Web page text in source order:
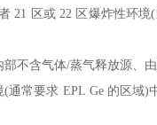
21 区或 22 区爆炸性环境(
部不含气体/蒸气释放源、
通常要求 EPL Ge 的区域)